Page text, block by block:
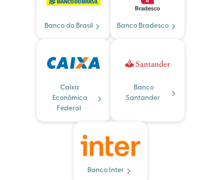
Banco do Brasil Banco Bradesco
Caixa
Econômica
Federal
Banco
Santander
Banco Inter